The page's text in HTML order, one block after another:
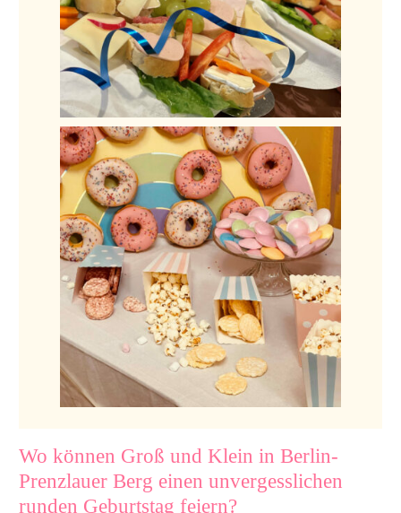
Wo können Groß und Klein in Berlin-
Prenzlauer Berg einen unvergesslichen
runden Geburtstag feiern?